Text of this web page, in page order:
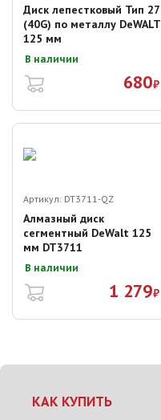
Диск лепестковый Тип 27
(40G) по металлу DeWALT
125 мм
В наличии
680₽
Артикул: DT3711-QZ
Алмазный диск
сегментный DeWalt 125
мм DT3711
В наличии
1 279₽
КАК КУПИТЬ